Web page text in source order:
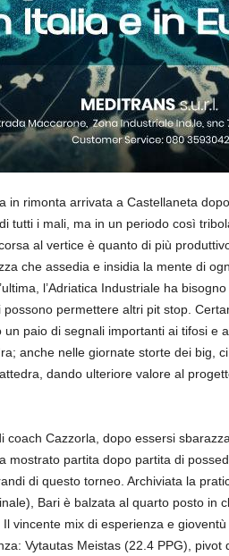
in rimonta arrivata a Castellaneta
tutti i mali, ma in un periodo così
al vertice è quanto di più
che assedia e insidia la mente di
l’Adriatica Industriale ha
permettere altri pit stop.
un paio di segnali importanti ai tifosi e
anche nelle giornate storte dei big,
dando ulteriore valore al
coach Cazzorla, dopo essersi
mostrato partita dopo partita di
di questo torneo. Archiviata la
Bari è balzata al quarto posto in
vincente mix di esperienza e
Vytautas Meistas (22.4 PPG),